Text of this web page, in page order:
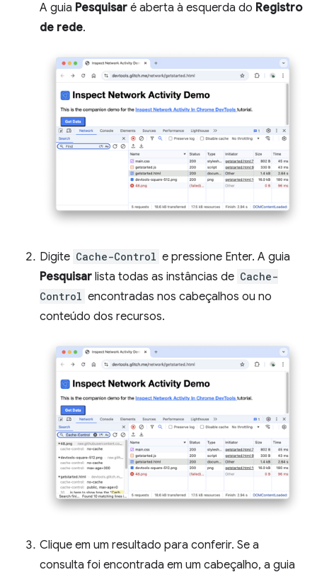
A guia Pesquisar é aberta à esquerda do Registro
de rede.
Digite Cache-Control e pressione Enter. A guia
Pesquisar lista todas as instâncias de Cache-
Control encontradas nos cabeçalhos ou no
conteúdo dos recursos.
Clique em um resultado para conferir. Se a
consulta foi encontrada em um cabeçalho, a guia